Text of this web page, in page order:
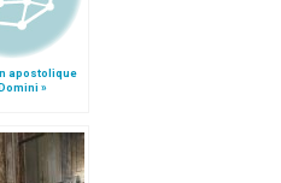
apostolique
»